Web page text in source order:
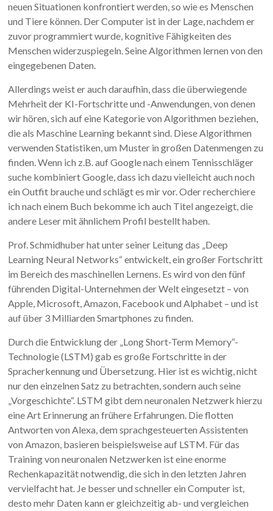
neuen Situationen konfrontiert werden, so wie es Menschen
und Tiere können. Der Computer ist in der Lage, nachdem er
zuvor programmiert wurde, kognitive Fähigkeiten des
Menschen widerzuspiegeln. Seine Algorithmen lernen von den
eingegebenen Daten.
Allerdings weist er auch daraufhin, dass die überwiegende
Mehrheit der KI-Fortschritte und -Anwendungen, von denen
wir hören, sich auf eine Kategorie von Algorithmen beziehen,
die als Maschine Learning bekannt sind. Diese Algorithmen
verwenden Statistiken, um Muster in großen Datenmengen zu
finden. Wenn ich z.B. auf Google nach einem Tennisschläger
suche kombiniert Google, dass ich dazu vielleicht auch noch
ein Outfit brauche und schlägt es mir vor. Oder recherchiere
ich nach einem Buch bekomme ich auch Titel angezeigt, die
andere Leser mit ähnlichem Profil bestellt haben.
Prof. Schmidhuber hat unter seiner Leitung das „Deep
Learning Neural Networks“ entwickelt, ein großer Fortschritt
im Bereich des maschinellen Lernens. Es wird von den fünf
führenden Digital-Unternehmen der Welt eingesetzt – von
Apple, Microsoft, Amazon, Facebook und Alphabet – und ist
auf über 3 Milliarden Smartphones zu finden.
Durch die Entwicklung der „Long Short-Term Memory“-
Technologie (LSTM) gab es große Fortschritte in der
Spracherkennung und Übersetzung. Hier ist es wichtig, nicht
nur den einzelnen Satz zu betrachten, sondern auch seine
„Vorgeschichte“. LSTM gibt dem neuronalen Netzwerk hierzu
eine Art Erinnerung an frühere Erfahrungen. Die flotten
Antworten von Alexa, dem sprachgesteuerten Assistenten
von Amazon, basieren beispielsweise auf LSTM. Für das
Training von neuronalen Netzwerken ist eine enorme
Rechenkapazität notwendig, die sich in den letzten Jahren
vervielfacht hat. Je besser und schneller ein Computer ist,
desto mehr Daten kann er gleichzeitig ab- und vergleichen